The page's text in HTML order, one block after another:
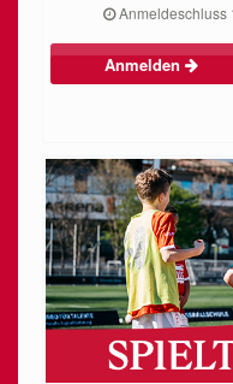
Anmeldeschluss
Anmelden